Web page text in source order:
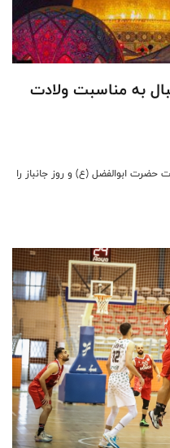
به مناسبت ولادت
حضرت ابوالفضل (ع) و روز جانباز را